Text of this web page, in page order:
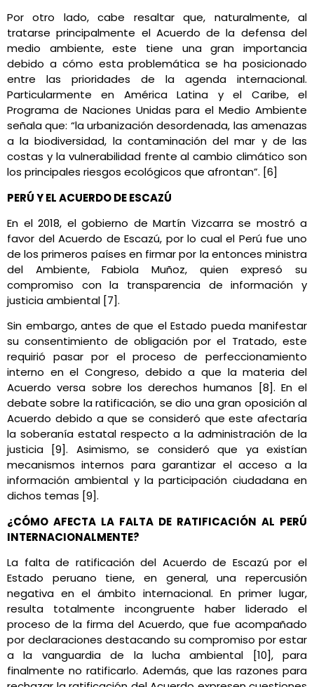
Por otro lado, cabe resaltar que, naturalmente, al
tratarse principalmente el Acuerdo de la defensa del
medio ambiente, este tiene una gran importancia
debido a cómo esta problemática se ha posicionado
entre las prioridades de la agenda internacional.
Particularmente en América Latina y el Caribe, el
Programa de Naciones Unidas para el Medio Ambiente
señala que: “la urbanización desordenada, las amenazas
a la biodiversidad, la contaminación del mar y de las
costas y la vulnerabilidad frente al cambio climático son
los principales riesgos ecológicos que afrontan”. [6]
PERÚ Y EL ACUERDO DE ESCAZÚ
En el 2018, el gobierno de Martín Vizcarra se mostró a
favor del Acuerdo de Escazú, por lo cual el Perú fue uno
de los primeros países en firmar por la entonces ministra
del Ambiente, Fabiola Muñoz, quien expresó su
compromiso con la transparencia de información y
justicia ambiental [7].
Sin embargo, antes de que el Estado pueda manifestar
su consentimiento de obligación por el Tratado, este
requirió pasar por el proceso de perfeccionamiento
interno en el Congreso, debido a que la materia del
Acuerdo versa sobre los derechos humanos [8]. En el
debate sobre la ratificación, se dio una gran oposición al
Acuerdo debido a que se consideró que este afectaría
la soberanía estatal respecto a la administración de la
justicia [9]. Asimismo, se consideró que ya existían
mecanismos internos para garantizar el acceso a la
información ambiental y la participación ciudadana en
dichos temas [9].
¿CÓMO AFECTA LA FALTA DE RATIFICACIÓN AL PERÚ
INTERNACIONALMENTE?
La falta de ratificación del Acuerdo de Escazú por el
Estado peruano tiene, en general, una repercusión
negativa en el ámbito internacional. En primer lugar,
resulta totalmente incongruente haber liderado el
proceso de la firma del Acuerdo, que fue acompañado
por declaraciones destacando su compromiso por estar
a la vanguardia de la lucha ambiental [10], para
finalmente no ratificarlo. Además, que las razones para